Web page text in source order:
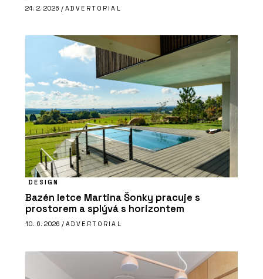
24. 2. 2026 / ADVERTORIAL
DESIGN
Bazén letce Martina Šonky pracuje s
prostorem a splývá s horizontem
10. 6. 2026 / ADVERTORIAL